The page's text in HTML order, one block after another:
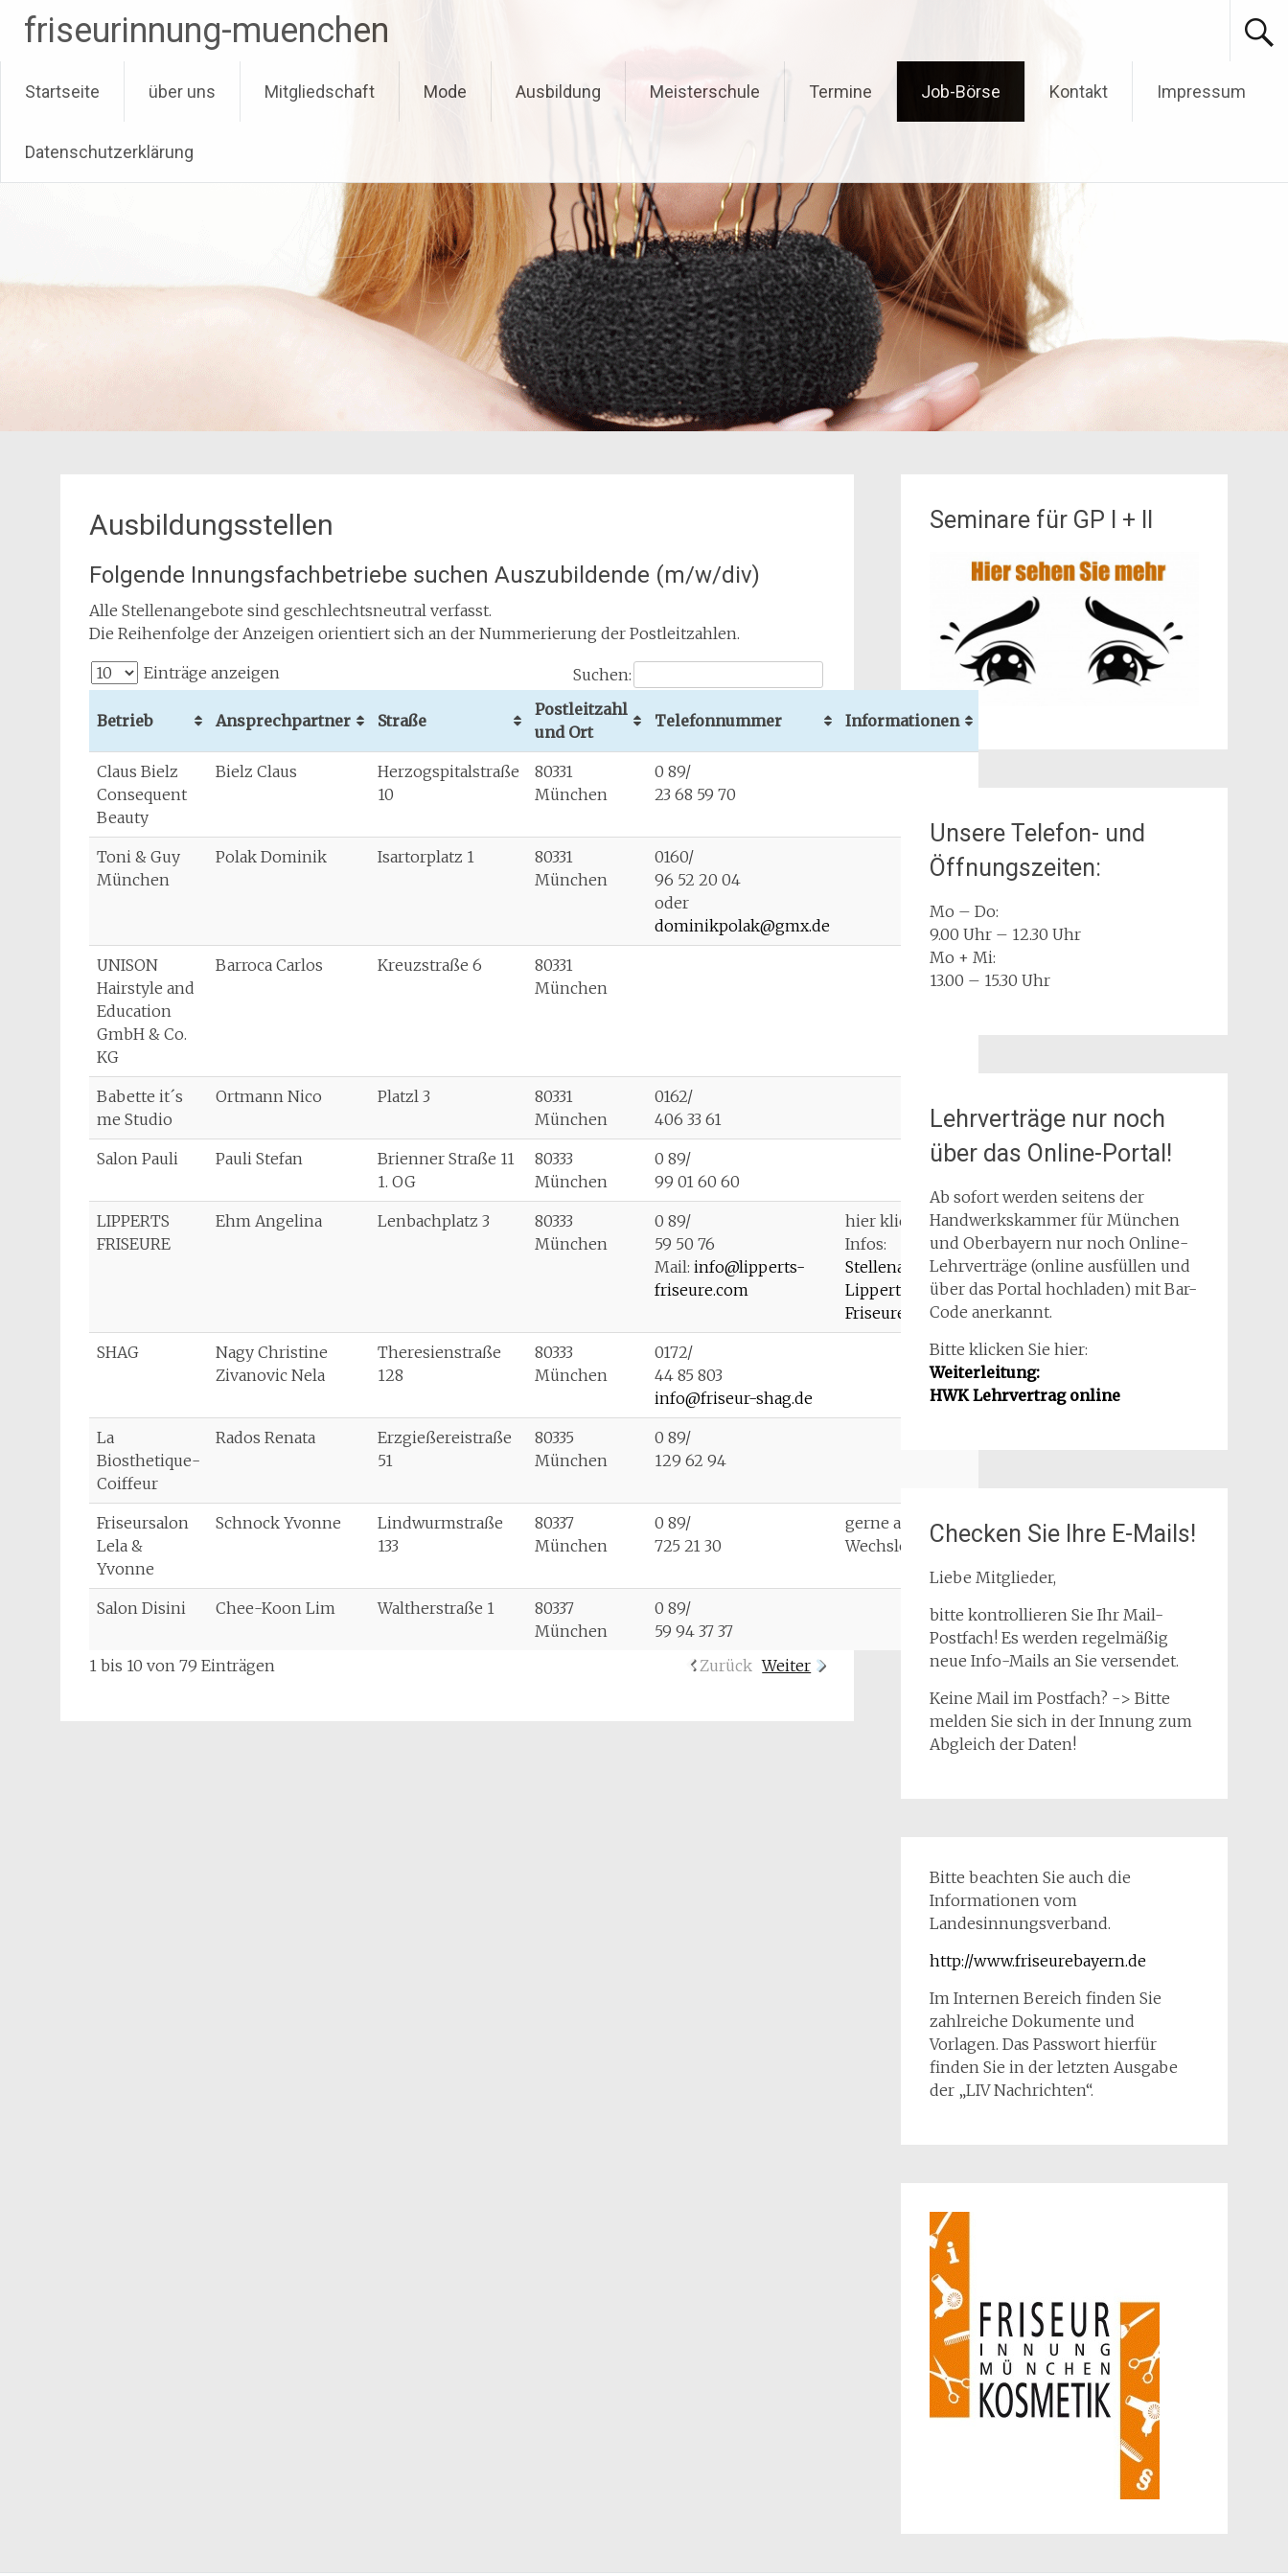
friseurinnung-muenchen
Startseite über uns Mitgliedschaft Mode Ausbildung Meisterschule Termine Job-Börse Kontakt Impressum
Datenschutzerklärung
Ausbildungsstellen
Folgende Innungsfachbetriebe suchen Auszubildende (m/w/div)
Alle Stellenangebote sind geschlechtsneutral verfasst.
Die Reihenfolge der Anzeigen orientiert sich an der Nummerierung der Postleitzahlen.
Einträge anzeigen Suchen:
Betrieb Ansprechpartner Straße
Postleitzahl
und Ort
Telefonnummer Informationen
Claus Bielz
Consequent
Beauty
Bielz Claus
Herzogspitalstraße
10
80331
München
0 89/
23 68 59 70
Toni & Guy
München
Polak Dominik Isartorplatz 1
80331
München
0160/
96 52 20 04
oder
dominikpolak@gmx.de
UNISON
Hairstyle and
Education
GmbH & Co.
KG
Barroca Carlos Kreuzstraße 6
80331
München
Babette it´s
me Studio
Ortmann Nico Platzl 3
80331
München
0162/
406 33 61
Salon Pauli Pauli Stefan
Brienner Straße 11
1. OG
80333
München
0 89/
99 01 60 60
LIPPERTS
FRISEURE
Ehm Angelina Lenbachplatz 3
80333
München
0 89/
59 50 76
Mail: info@lipperts-
friseure.com
hier klicken für
Infos:
Stellenanzeige
Lipperts
Friseure
SHAG
Nagy Christine
Zivanovic Nela
Theresienstraße
128
80333
München
0172/
44 85 803
info@friseur-shag.de
La
Biosthetique-
Coiffeur
Rados Renata
Erzgießereistraße
51
80335
München
0 89/
129 62 94
Friseursalon
Lela &
Yvonne
Schnock Yvonne
Lindwurmstraße
133
80337
München
0 89/
725 21 30
gerne auch
Wechsler
Salon Disini Chee-Koon Lim Waltherstraße 1
80337
München
0 89/
59 94 37 37
1 bis 10 von 79 Einträgen
Zurück Weiter
Seminare für GP I + II
Unsere Telefon- und
Öffnungszeiten:
Mo – Do:
9.00 Uhr – 12.30 Uhr
Mo + Mi:
13.00 – 15.30 Uhr
Lehrverträge nur noch
über das Online-Portal!
Ab sofort werden seitens der
Handwerkskammer für München
und Oberbayern nur noch Online-
Lehrverträge (online ausfüllen und
über das Portal hochladen) mit Bar-
Code anerkannt.
Bitte klicken Sie hier:
Weiterleitung:
HWK Lehrvertrag online
Checken Sie Ihre E-Mails!
Liebe Mitglieder,
bitte kontrollieren Sie Ihr Mail-
Postfach! Es werden regelmäßig
neue Info-Mails an Sie versendet.
Keine Mail im Postfach? -> Bitte
melden Sie sich in der Innung zum
Abgleich der Daten!
Bitte beachten Sie auch die
Informationen vom
Landesinnungsverband.
http://www.friseurebayern.de
Im Internen Bereich finden Sie
zahlreiche Dokumente und
Vorlagen. Das Passwort hierfür
finden Sie in der letzten Ausgabe
der „LIV Nachrichten“.